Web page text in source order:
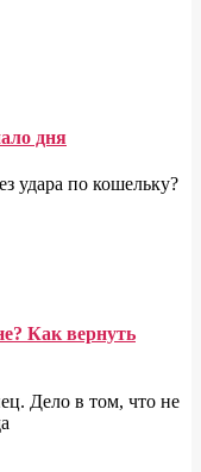
дня
удара по кошельку?
Как вернуть
Дело в том, что не